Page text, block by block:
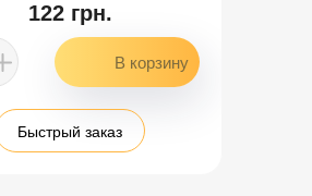
122 грн.
Быстрый заказ